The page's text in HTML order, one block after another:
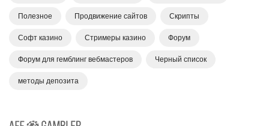
Полезное Продвижение сайтов Скрипты
Софт казино Стримеры казино Форум
Форум для гемблинг вебмастеров Черный список
методы депозита